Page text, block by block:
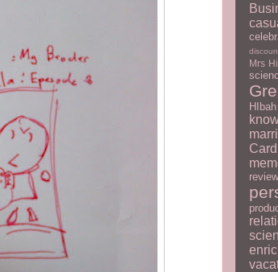
Mrs
HIbah
Card
review